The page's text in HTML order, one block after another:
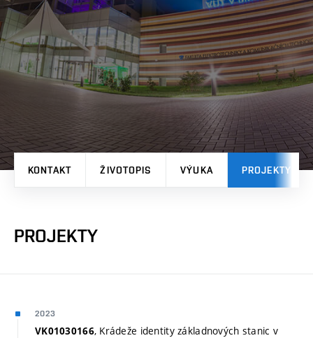
KONTAKT ŽIVOTOPIS VÝUKA PROJEKTY
PROJEKTY
2023
VK01030166, Krádeže identity základnových stanic v